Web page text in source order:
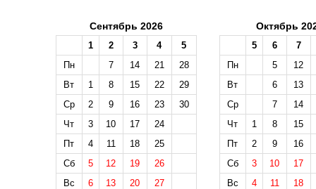
Сентябрь 2026
1 2 3 4
5
Пн
7 14 21
28
Вт
1 8 15 22
29
Ср
2 9 16 23
30
Чт
3 10 17
24
Пт
4 11 18
25
Сб
5 12 19
26
Вс
6 13 20 27
Октябрь
5 6
7
Пн
5
12
Вт
6
13
Ср
7
14
Чт
1 8
15
Пт
2 9
16
Сб
3 10
17
Вс
4 11 18